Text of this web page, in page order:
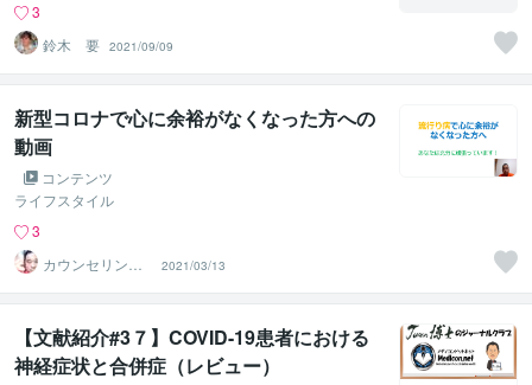
3
鈴木 要 2021/09/09
新型コロナで心に余裕がなくなった方への
動画
コンテンツ
ライフスタイル
3
カウンセリング
ルームふりぃう
ぃる
2021/03/13
【文献紹介#3７】COVID-19患者における
神経症状と合併症（レビュー）